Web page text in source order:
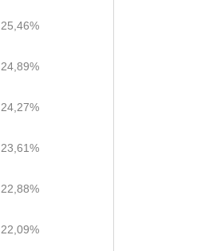
25,46%
24,89%
24,27%
23,61%
22,88%
22,09%